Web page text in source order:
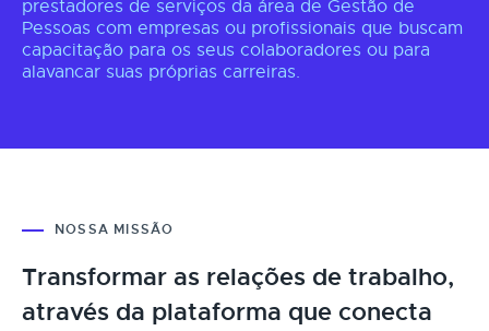
prestadores de serviços da área de Gestão de
Pessoas com empresas ou profissionais que buscam
capacitação para os seus colaboradores ou para
alavancar suas próprias carreiras.
NOSSA MISSÃO
Transformar as relações de trabalho,
através da plataforma que conecta